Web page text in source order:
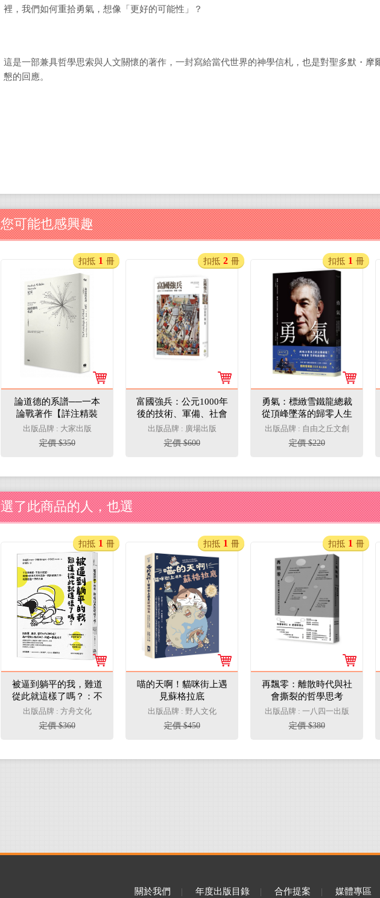
裡，我們如何重拾勇氣，想像「更好的可能性」？
這是一部兼具哲學思索與人文關懷的著作，一封寫給當代世界的神學信札，也是對聖多默・摩
懇的回應。
您可能也感興趣
論道德的系譜──一本
論戰著作【詳注精裝
本】
出版品牌 : 大家出版
定價 $350
扣抵 1 冊
富國強兵：公元1000年
後的技術、軍備、社會
出版品牌 : 廣場出版
定價 $600
扣抵 2 冊
勇氣：標緻雪鐵龍總裁
從頂峰墜落的歸零人生
（電影腰帶版）
出版品牌 : 自由之丘文創
定價 $220
扣抵 1 冊
選了此商品的人，也選
被逼到躺平的我，難道
從此就這樣了嗎？：不
盲目樂觀、不放大絕
望，韓國N拋世代青年
與你一同拆解無力感，
出版品牌 : 方舟文化
定價 $360
扣抵 1 冊
喵的天啊！貓咪街上遇
見蘇格拉底
出版品牌 : 野人文化
定價 $450
扣抵 1 冊
再飄零：離散時代與社
會撕裂的哲學思考
出版品牌 : 一八四一出版
定價 $380
扣抵 1 冊
關於我們 | 年度出版目錄 | 合作提案 | 媒體專區